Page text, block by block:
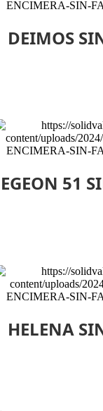
DEIMOS
EGEON 51
HELENA